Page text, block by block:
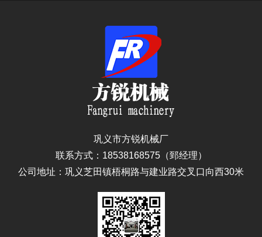
巩义市方锐机械厂
联系方式：18538168575（郅经理）
公司地址：巩义芝田镇梧桐路与建业路交叉口向西30米